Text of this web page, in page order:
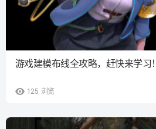
125 浏览
游戏建模布线全攻略，赶快来学习！